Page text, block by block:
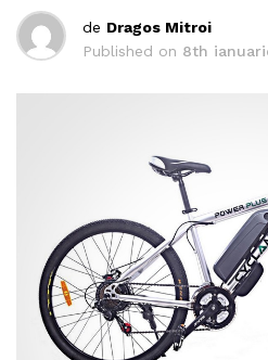
de Dragos Mitroi
Published on 8th